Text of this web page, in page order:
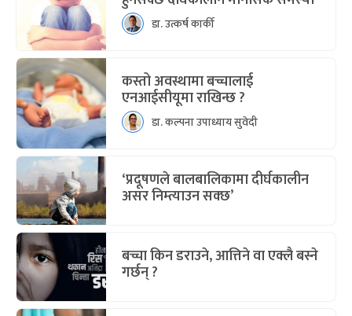
डा. उत्कर्ष कार्की
कस्तो अवस्थामा बच्चालाई
एनआईसीयूमा राखिन्छ ?
डा. कल्पना उपाध्याय सुवेदी
‘प्रदूषणले बालबालिकामा दीर्घकालीन
असर निम्त्याउन सक्छ’
बच्चा किन डराउने, आत्तिने वा एक्लै बस्ने
गर्छन् ?